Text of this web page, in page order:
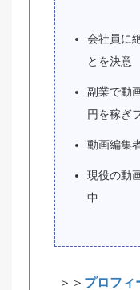
会社員に
とを決意
副業で動
円を稼ぎ
動画編集
現役の動
中
＞＞ プロフィ